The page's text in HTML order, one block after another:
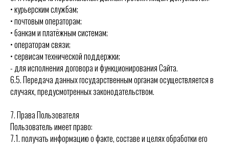
• курьерским службам;
• почтовым операторам;
• банкам и платёжным системам;
• операторам связи;
• сервисам технической поддержки;
- для исполнения договора и функционирования Сайта.
6.5. Передача данных государственным органам осуществляется в
случаях, предусмотренных законодательством.
7. Права Пользователя
Пользователь имеет право:
7.1. получать информацию о факте, составе и целях обработки его